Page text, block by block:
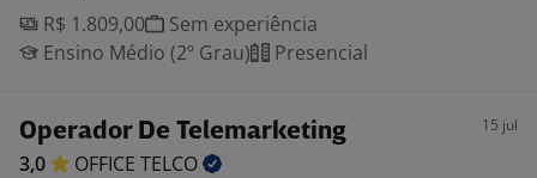
R$ 1.809,00
Sem experiência
Ensino Médio (2º Grau)
Presencial
Operador De Telemarketing 15 jul
3,0 OFFICE TELCO